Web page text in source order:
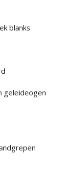
blanks
geleideogen